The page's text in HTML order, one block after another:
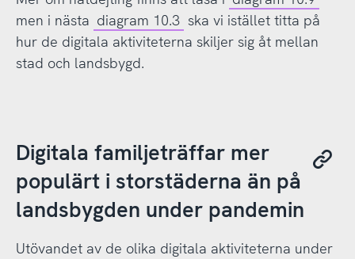
men i nästa diagram 10.3 ska vi istället titta på
hur de digitala aktiviteterna skiljer sig åt mellan
stad och landsbygd.
Digitala familjeträffar mer
populärt i storstäderna än på
landsbygden under pandemin
Utövandet av de olika digitala aktiviteterna under